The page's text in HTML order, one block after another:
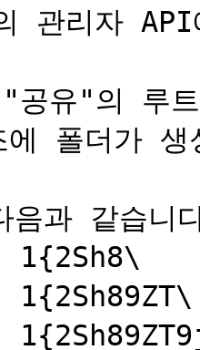
관리자 API
에 폴더가